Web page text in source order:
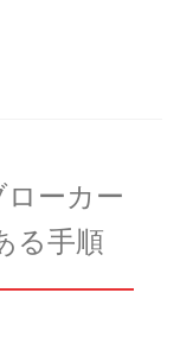
ローカー
る手順